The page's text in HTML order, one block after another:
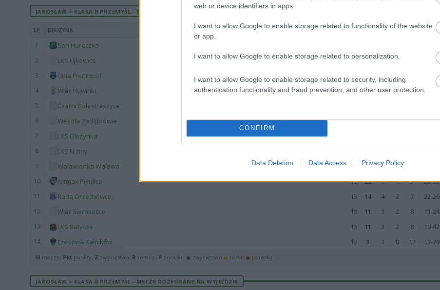
web or device identifiers in apps.
I want to allow Google to enable storage related to functionality of the website
or app.
I want to allow Google to enable storage related to personalization.
I want to allow Google to enable storage related to security, including
authentication functionality and fraud prevention, and other user protection.
CONFIRM
Data Deletion Data Access Privacy Policy
JAROSŁAW > KLASA B PRZEMYŚL - MECZE ROZEGRANE U SIEBIE
LP DRUŻYNA M PKT Z R P GOLE
1 San Hureczko
2 LKS Ujkowice 13 30 9 3 36-10
3 Unia Fredropol 30 3 40-19
4 Wiar Huwniki 13 29 9 2 2 52-16
5 Czarni Bolestraszyce
6 Wesoła Zadąbrowie 13 27 8 3 2 41-11
7 LKS Olszynka
8 LKS Niziny
9 Walawianka Walawa 13 22 6 4
10 Artmax Pikulice 13 22 7 1 5 28-33
11 Rada Orzechowce 13 14 4 2 7 22-26
12 Wiar Sierakośce 13 11 3 2 8 11-24
13 LKS Batycze 13 11 3 2 8 19-42
14 Cresovia Kalników 13 3 1 0 12 17-79
M mecze, Pkt punkty, Z zwycięstwa, R remisy, P porażki · zwycięstwo remis porażka
JAROSŁAW > KLASA B PRZEMYŚL - MECZE ROZEGRANE NA WYJEŹDZIE